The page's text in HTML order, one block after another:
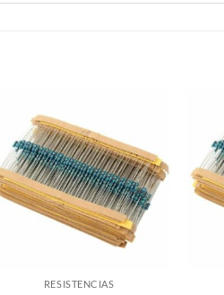
RESISTENCIAS